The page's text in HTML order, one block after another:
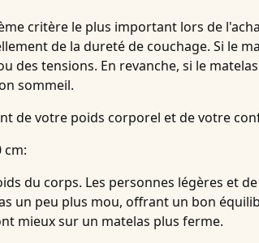
critère le plus important lors de
de la dureté de couchage. Si le
des tensions. En revanche, si le
sommeil.
de votre poids corporel et de votre
cm:
du corps. Les personnes légères et
un peu plus mou, offrant un bon
mieux sur un matelas plus ferme.